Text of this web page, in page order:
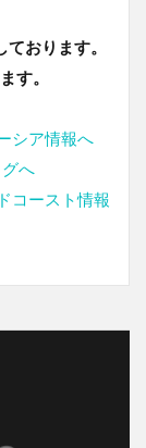
おります。
す。